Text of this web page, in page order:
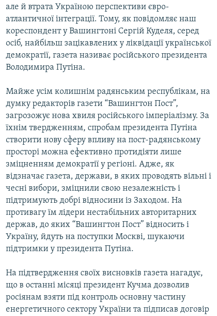
УКР
КТАТ
Усі сайти RFE/RL
але й втрата Україною перспективи євро-
атлантичної інтеграції. Тому, як повідомляє наш
кореспондент у Вашингтоні Сергій Куделя, серед
осіб, найбільш зацікавлених у ліквідації української
демократії, газета називає російського президента
Володимира Путіна.
Майже усім колишнім радянським республікам, на
думку редакторів газети “Вашингтон Пост”,
загрозожує нова хвиля російського імперіалізму. За
їхнім твердженням, спробам президента Путіна
створити нову сферу впливу на пост-радянському
просторі можна ефективно протидіяти лише
зміцненням демократії у регіоні. Адже, як
відзначає газета, держави, в яких проводять вільні і
чесні вибори, зміцнили свою незалежність і
підтримують добрі відносини із Заходом. На
противагу їм лідери нестабільних авторитарних
держав, до яких “Вашингтон Пост” відносить і
Україну, йдуть на поступки Москві, шукаючи
підтримки у президента Путіна.
На підтвердження своїх висновків газета нагадує,
що в останні місяці президент Кучма дозволив
росіянам взяти під контроль основну частину
енергетичного сектору України та підписав договір